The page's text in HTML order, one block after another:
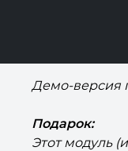
Демо-версия
Подарок:
Этот модуль